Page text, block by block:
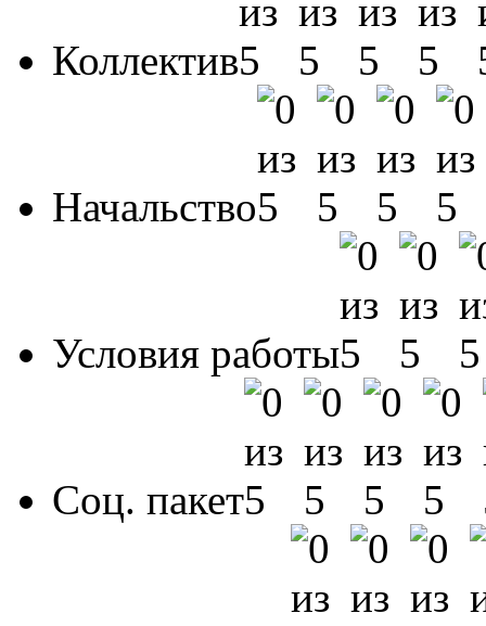
Коллектив
Начальство
Условия работы
Соц. пакет